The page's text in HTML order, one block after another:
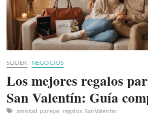
SLIDER NEGOCIOS
Los mejores regalos
San Valentín: Guía
amistad parejas regalos SanValentin